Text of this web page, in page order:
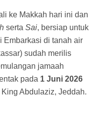
ke Makkah hari ini dan
serta Sai, bersiap untuk
Embarkasi di tanah air
sudah merilis
jamaah
pada 1 Juni 2026
Abdulaziz, Jeddah.